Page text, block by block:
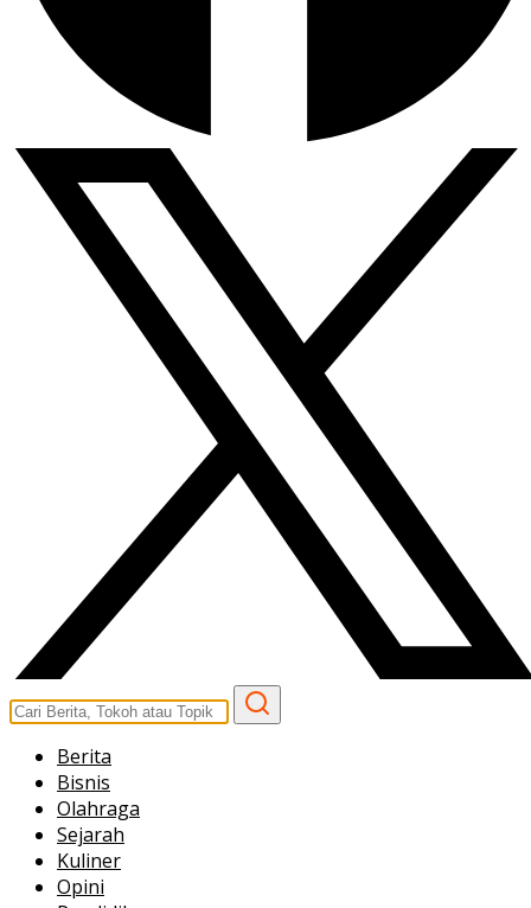
Berita
Bisnis
Olahraga
Sejarah
Kuliner
Opini